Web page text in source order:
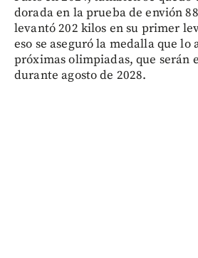
dorada en la prueba de envión
levantó 202 kilos en su primer
eso se aseguró la medalla que lo
próximas olimpiadas, que serán
durante agosto de 2028.